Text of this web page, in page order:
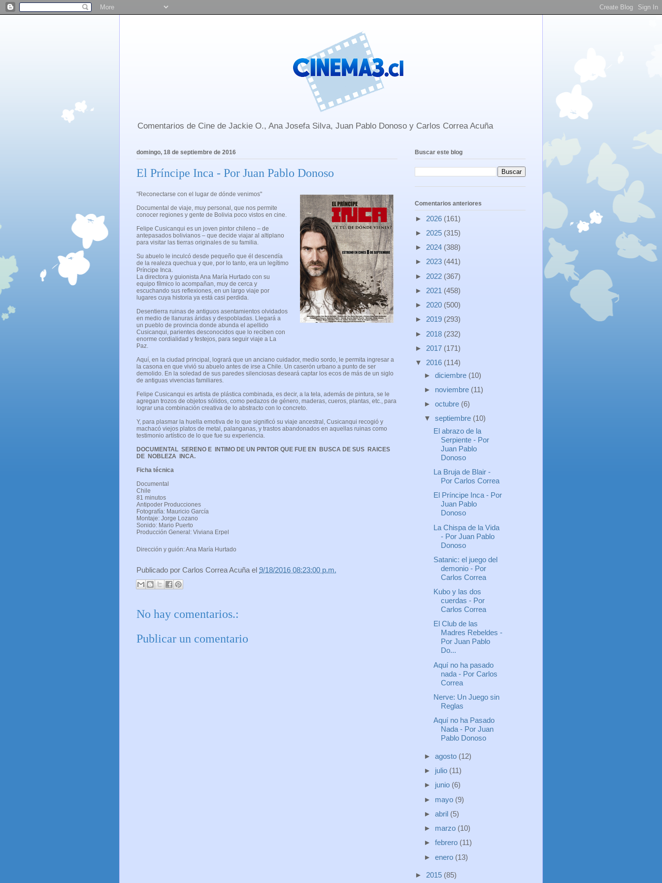
Comentarios de Cine de Jackie O., Ana Josefa Silva, Juan Pablo Donoso y Carlos Correa Acuña
domingo, 18 de septiembre de 2016
El Príncipe Inca - Por Juan Pablo Donoso
"Reconectarse con el lugar de dónde venimos"
Documental de viaje, muy personal, que nos permite
conocer regiones y gente de Bolivia poco vistos en cine.
Felipe Cusicanqui es un joven pintor chileno – de
antepasados bolivianos – que decide viajar al altiplano
para visitar las tierras originales de su familia.
Su abuelo le inculcó desde pequeño que él descendía
de la realeza quechua y que, por lo tanto, era un legítimo
Príncipe Inca.
La directora y guionista Ana María Hurtado con su
equipo fílmico lo acompañan, muy de cerca y
escuchando sus reflexiones, en un largo viaje por
lugares cuya historia ya está casi perdida.
Desentierra ruinas de antiguos asentamientos olvidados
en medio de llanuras áridas y despobladas. Llegará a
un pueblo de provincia donde abunda el apellido
Cusicanqui, parientes desconocidos que lo reciben con
enorme cordialidad y festejos, para seguir viaje a La
Paz.
Aquí, en la ciudad principal, logrará que un anciano cuidador, medio sordo, le permita ingresar a
la casona en que vivió su abuelo antes de irse a Chile. Un caserón urbano a punto de ser
demolido. En la soledad de sus paredes silenciosas deseará captar los ecos de más de un siglo
de antiguas vivencias familiares.
Felipe Cusicanqui es artista de plástica combinada, es decir, a la tela, además de pintura, se le
agregan trozos de objetos sólidos, como pedazos de género, maderas, cueros, plantas, etc., para
lograr una combinación creativa de lo abstracto con lo concreto.
Y, para plasmar la huella emotiva de lo que significó su viaje ancestral, Cusicanqui recogió y
machacó viejos platos de metal, palanganas, y trastos abandonados en aquellas ruinas como
testimonio artístico de lo que fue su experiencia.
DOCUMENTAL SERENO E INTIMO DE UN PINTOR QUE FUE EN BUSCA DE SUS RAICES
DE NOBLEZA INCA.
Ficha técnica
Documental
Chile
81 minutos
Antipoder Producciones
Fotografía: Mauricio García
Montaje: Jorge Lozano
Sonido: Mario Puerto
Producción General: Viviana Erpel
Dirección y guión: Ana María Hurtado
Publicado por Carlos Correa Acuña el 9/18/2016 08:23:00 p.m.
No hay comentarios.:
Publicar un comentario
Buscar este blog
Comentarios anteriores
► 2026 (161)
► 2025 (315)
► 2024 (388)
► 2023 (441)
► 2022 (367)
► 2021 (458)
► 2020 (500)
► 2019 (293)
► 2018 (232)
► 2017 (171)
▼ 2016 (114)
► diciembre (10)
► noviembre (11)
► octubre (6)
▼ septiembre (10)
El abrazo de la
Serpiente - Por
Juan Pablo
Donoso
La Bruja de Blair -
Por Carlos Correa
El Príncipe Inca - Por
Juan Pablo
Donoso
La Chispa de la Vida
- Por Juan Pablo
Donoso
Satanic: el juego del
demonio - Por
Carlos Correa
Kubo y las dos
cuerdas - Por
Carlos Correa
El Club de las
Madres Rebeldes -
Por Juan Pablo
Do...
Aquí no ha pasado
nada - Por Carlos
Correa
Nerve: Un Juego sin
Reglas
Aquí no ha Pasado
Nada - Por Juan
Pablo Donoso
► agosto (12)
► julio (11)
► junio (6)
► mayo (9)
► abril (5)
► marzo (10)
► febrero (11)
► enero (13)
► 2015 (85)